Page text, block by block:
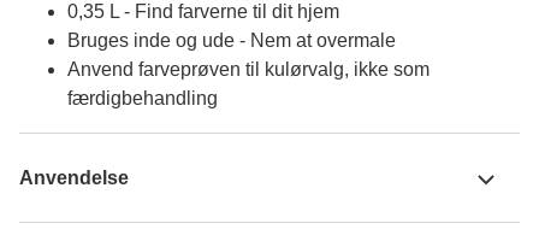
0,35 L - Find farverne til dit hjem
Bruges inde og ude - Nem at overmale
Anvend farveprøven til kulørvalg, ikke som
færdigbehandling
Anvendelse